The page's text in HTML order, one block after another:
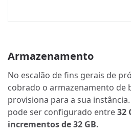
Armazenamento
No escalão de fins gerais de
cobrado o armazenamento de
provisiona para a sua
pode ser configurado entre32
incrementos de 32 GB.